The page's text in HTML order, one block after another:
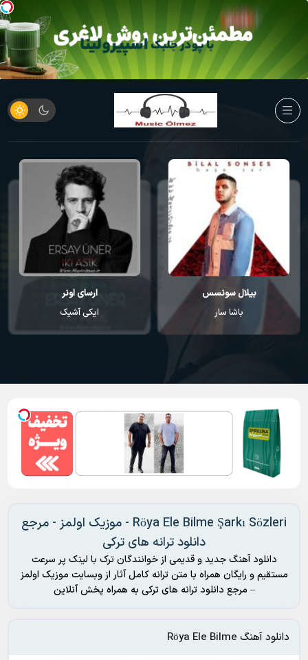
بیلال سونسس
باشا سار
ارسای اونر
ایکی آشیک
Röya Ele Bilme Şarkı Sözleri - موزیک اولمز - مرجع
دانلود ترانه های ترکی
دانلود آهنگ جدید و قدیمی از خوانندگان ترک با لینک پر سرعت
مستقیم و رایگان همراه با متن ترانه کامل آثار از وبسایت موزیک اولمز
– مرجع دانلود ترانه های ترکی به همراه پخش آنلاین
دانلود آهنگ Röya Ele Bilme